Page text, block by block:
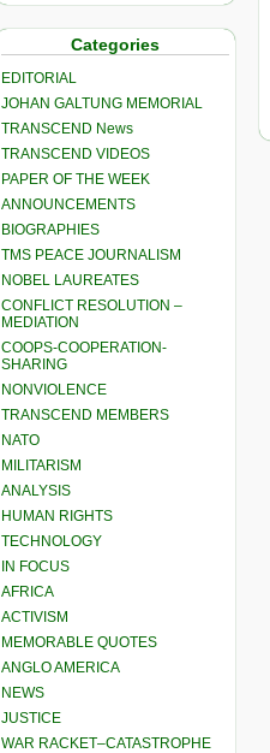
Categories
EDITORIAL
JOHAN GALTUNG MEMORIAL
TRANSCEND News
TRANSCEND VIDEOS
PAPER OF THE WEEK
ANNOUNCEMENTS
BIOGRAPHIES
TMS PEACE JOURNALISM
NOBEL LAUREATES
CONFLICT RESOLUTION –
MEDIATION
COOPS-COOPERATION-
SHARING
NONVIOLENCE
TRANSCEND MEMBERS
NATO
MILITARISM
ANALYSIS
HUMAN RIGHTS
TECHNOLOGY
IN FOCUS
AFRICA
ACTIVISM
MEMORABLE QUOTES
ANGLO AMERICA
NEWS
JUSTICE
WAR RACKET–CATASTROPHE